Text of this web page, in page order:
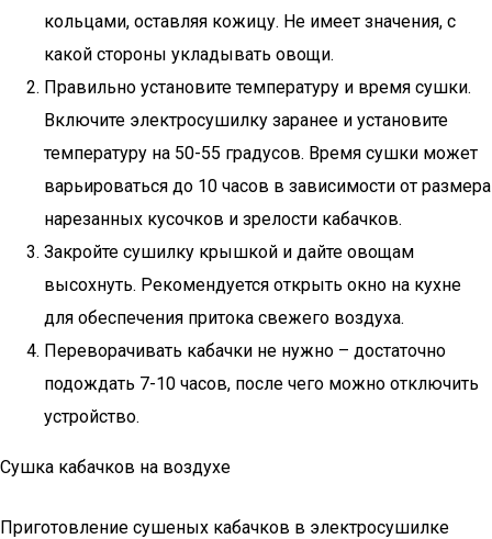
кольцами, оставляя кожицу. Не имеет значения, с
какой стороны укладывать овощи.
Правильно установите температуру и время сушки.
Включите электросушилку заранее и установите
температуру на 50-55 градусов. Время сушки может
варьироваться до 10 часов в зависимости от размера
нарезанных кусочков и зрелости кабачков.
Закройте сушилку крышкой и дайте овощам
высохнуть. Рекомендуется открыть окно на кухне
для обеспечения притока свежего воздуха.
Переворачивать кабачки не нужно – достаточно
подождать 7-10 часов, после чего можно отключить
устройство.
Сушка кабачков на воздухе
Приготовление сушеных кабачков в электросушилке